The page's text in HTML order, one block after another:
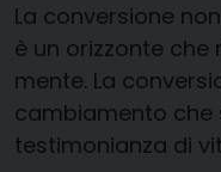
La conversione
è un orizzonte che
mente. La
cambiamento che
testimonianza di